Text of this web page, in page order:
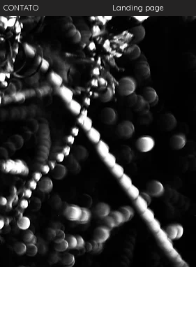
CONTATO Landing page